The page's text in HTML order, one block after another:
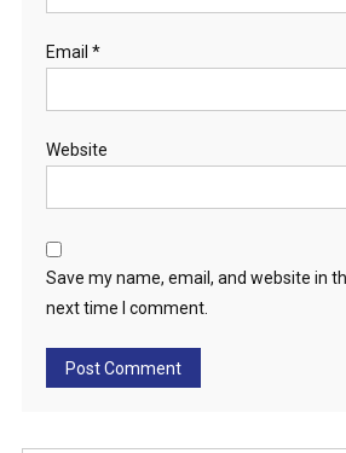
Email *
Website
Save my name, email, and website in
next time I comment.